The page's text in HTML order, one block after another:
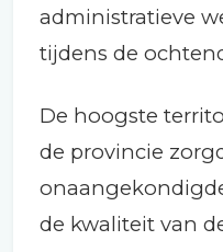
administratieve
tijdens de
De hoogste
de provincie
de kwaliteit van